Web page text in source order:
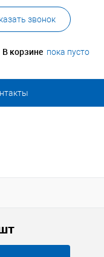
звонок
В корзине пока пусто